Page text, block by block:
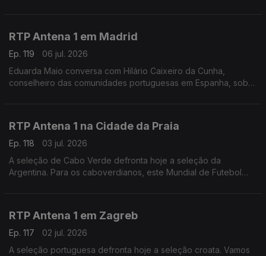
RTP Antena 1 em Madrid
Ep. 119
06 jul. 2026
Eduarda Maio conversa com Hilário Caixeiro da Cunha,
conselheiro das comunidades portuguesas em Espanha, sobre
RTP Antena 1 na Cidade da Praia
Ep. 118
03 jul. 2026
A seleção de Cabo Verde defronta hoje a seleção da
Argentina. Para os caboverdianos, este Mundial de Futebol
RTP Antena 1 em Zagreb
Ep. 117
02 jul. 2026
A seleção portuguesa defronta hoje a seleção croata. Vamos